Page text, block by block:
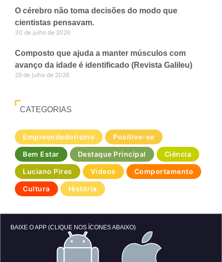
O cérebro não toma decisões do modo que
cientistas pensavam.
30 de julho de 2026
Composto que ajuda a manter músculos com
avanço da idade é identificado (Revista Galileu)
29 de julho de 2026
CATEGORIAS
Empreendedorismo Positive-se
Bem Estar Destaque Principal Ciência
Luciano Pires Vídeos Comportamento
Cultura História
BAIXE O APP (CLIQUE NOS ÍCONES ABAIXO)